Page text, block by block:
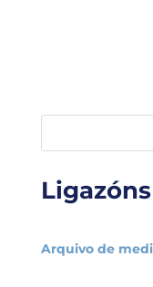
Arquivo de